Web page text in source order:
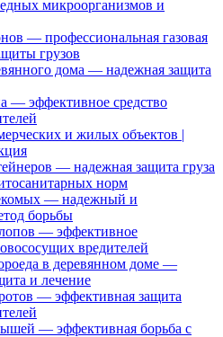
микроорганизмов и
— профессиональная газовая
грузов
дома — надежная защита
— эффективное средство
и жилых объектов |
— надежная защита груза
норм
— надежный и
борьбы
— эффективное
вредителей
в деревянном доме —
и лечение
— эффективная защита
— эффективная борьба с